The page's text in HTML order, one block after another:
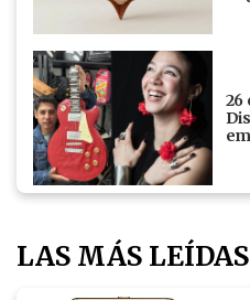
26
LAS MÁS LEÍDAS